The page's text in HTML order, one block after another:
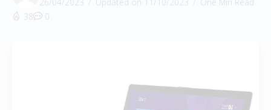
38
0